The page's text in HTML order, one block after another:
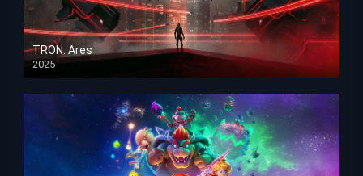
TRON: Ares
2025
HD 1080p